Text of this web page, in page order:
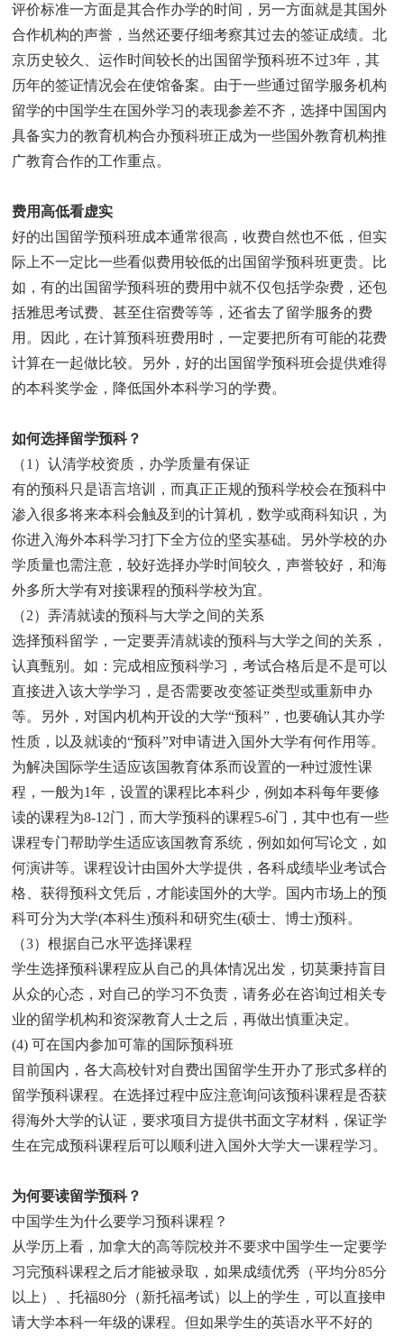
评价标准一方面是其合作办学的时间，另一方面就是其国外
合作机构的声誉，当然还要仔细考察其过去的签证成绩。北
京历史较久、运作时间较长的出国留学预科班不过3年，其
历年的签证情况会在使馆备案。由于一些通过留学服务机构
留学的中国学生在国外学习的表现参差不齐，选择中国国内
具备实力的教育机构合办预科班正成为一些国外教育机构推
广教育合作的工作重点。
费用高低看虚实
好的出国留学预科班成本通常很高，收费自然也不低，但实
际上不一定比一些看似费用较低的出国留学预科班更贵。比
如，有的出国留学预科班的费用中就不仅包括学杂费，还包
括雅思考试费、甚至住宿费等等，还省去了留学服务的费
用。因此，在计算预科班费用时，一定要把所有可能的花费
计算在一起做比较。另外，好的出国留学预科班会提供难得
的本科奖学金，降低国外本科学习的学费。
如何选择留学预科？
（1）认清学校资质，办学质量有保证
有的预科只是语言培训，而真正正规的预科学校会在预科中
渗入很多将来本科会触及到的计算机，数学或商科知识，为
你进入海外本科学习打下全方位的坚实基础。另外学校的办
学质量也需注意，较好选择办学时间较久，声誉较好，和海
外多所大学有对接课程的预科学校为宜。
（2）弄清就读的预科与大学之间的关系
选择预科留学，一定要弄清就读的预科与大学之间的关系，
认真甄别。如：完成相应预科学习，考试合格后是不是可以
直接进入该大学学习，是否需要改变签证类型或重新申办
等。另外，对国内机构开设的大学“预科”，也要确认其办学
性质，以及就读的“预科”对申请进入国外大学有何作用等。
为解决国际学生适应该国教育体系而设置的一种过渡性课
程，一般为1年，设置的课程比本科少，例如本科每年要修
读的课程为8-12门，而大学预科的课程5-6门，其中也有一些
课程专门帮助学生适应该国教育系统，例如如何写论文，如
何演讲等。课程设计由国外大学提供，各科成绩毕业考试合
格、获得预科文凭后，才能读国外的大学。国内市场上的预
科可分为大学(本科生)预科和研究生(硕士、博士)预科。
（3）根据自己水平选择课程
学生选择预科课程应从自己的具体情况出发，切莫秉持盲目
从众的心态，对自己的学习不负责，请务必在咨询过相关专
业的留学机构和资深教育人士之后，再做出慎重决定。
(4) 可在国内参加可靠的国际预科班
目前国内，各大高校针对自费出国留学生开办了形式多样的
留学预科课程。在选择过程中应注意询问该预科课程是否获
得海外大学的认证，要求项目方提供书面文字材料，保证学
生在完成预科课程后可以顺利进入国外大学大一课程学习。
为何要读留学预科？
中国学生为什么要学习预科课程？
从学历上看，加拿大的高等院校并不要求中国学生一定要学
习完预科课程之后才能被录取，如果成绩优秀（平均分85分
以上）、托福80分（新托福考试）以上的学生，可以直接申
请大学本科一年级的课程。但如果学生的英语水平不好的